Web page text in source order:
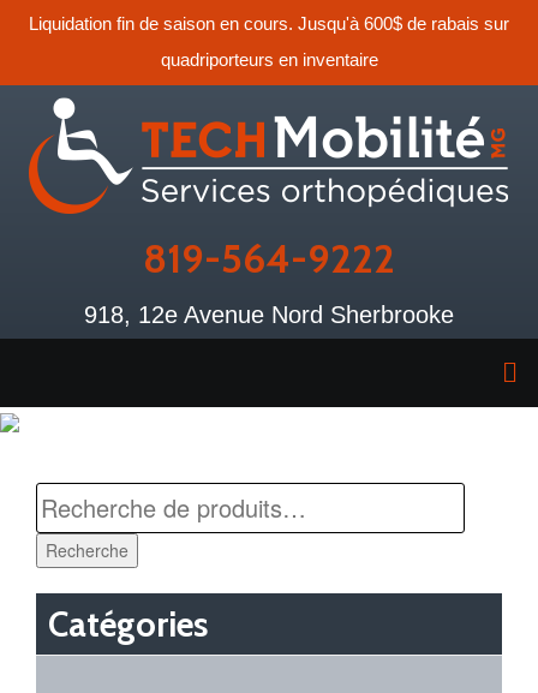
Liquidation fin de saison en cours. Jusqu'à 600$ de rabais sur
quadriporteurs en inventaire
819-564-9222
918, 12e Avenue Nord Sherbrooke
Recherche
Catégories